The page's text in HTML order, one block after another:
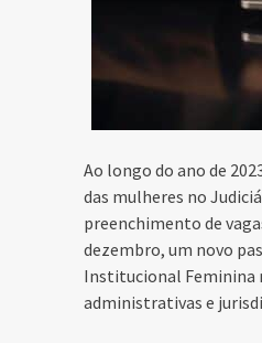
Ao longo do ano de
das mulheres no
preenchimento de
dezembro, um novo
Institucional Feminina
administrativas e